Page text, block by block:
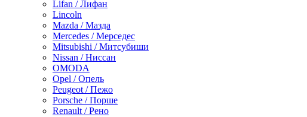
Lifan / Лифан
Lincoln
Mazda / Мазда
Mercedes / Мерседес
Mitsubishi / Митсубиши
Nissan / Ниссан
OMODA
Opel / Опель
Peugeot / Пежо
Porsche / Порше
Renault / Рено